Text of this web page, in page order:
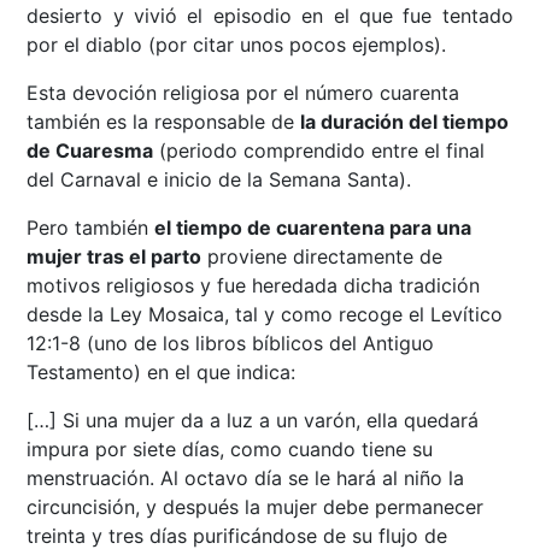
desierto y vivió el episodio en el que fue tentado
por el diablo (por citar unos pocos ejemplos).
Esta devoción religiosa por el número cuarenta
también es la responsable de la duración del tiempo
de Cuaresma (periodo comprendido entre el final
del Carnaval e inicio de la Semana Santa).
Pero tambiénel tiempo de cuarentena para una
mujer tras el parto proviene directamente de
motivos religiosos y fue heredada dicha tradición
desde la Ley Mosaica, tal y como recoge el Levítico
12:1-8 (uno de los libros bíblicos del Antiguo
Testamento) en el que indica:
[…] Si una mujer da a luz a un varón, ella quedará
impura por siete días, como cuando tiene su
menstruación. Al octavo día se le hará al niño la
circuncisión, y después la mujer debe permanecer
treinta y tres días purificándose de su flujo de